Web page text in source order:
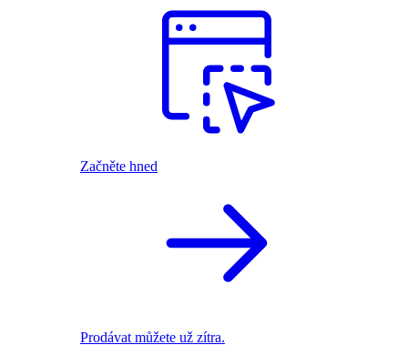
Začněte hned
Prodávat můžete už zítra.